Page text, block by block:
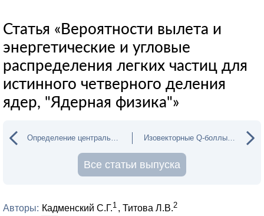
Статья «Вероятности вылета и
энергетические и угловые
распределения легких частиц для
истинного четверного деления
ядер, "Ядерная физика"»
Определение центральности ядро-ядерных столкн Изовекторные Q-боллы, "Ядерная физика"
Все статьи выпуска
Авторы: Кадменский С.Г.1 Титова Л.В.2